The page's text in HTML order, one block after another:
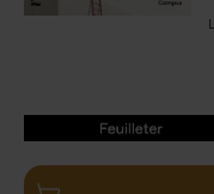
9789401438667.PDF